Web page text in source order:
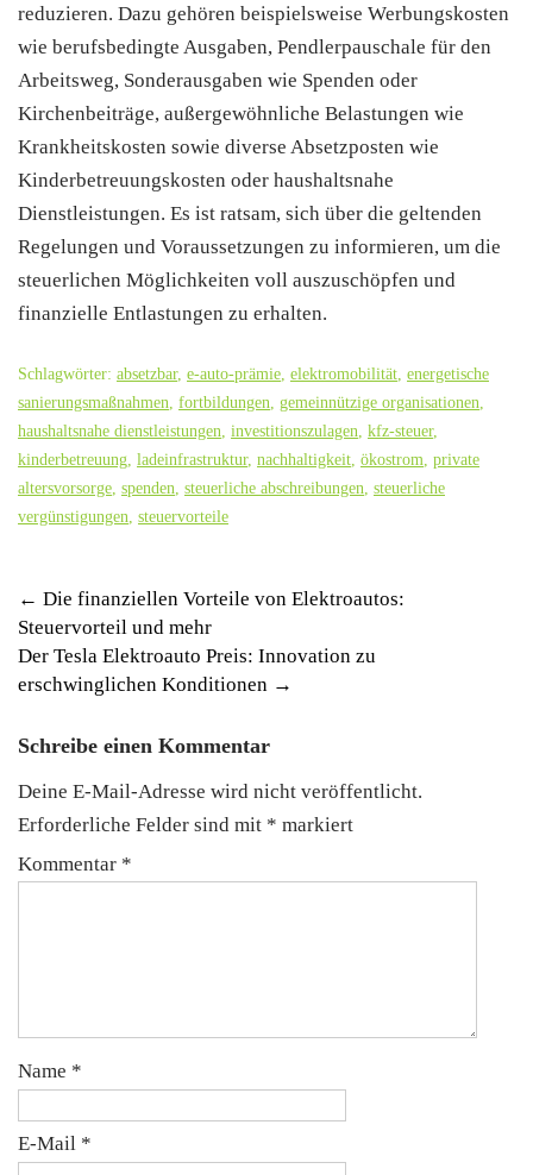
reduzieren. Dazu gehören beispielsweise Werbungskosten
wie berufsbedingte Ausgaben, Pendlerpauschale für den
Arbeitsweg, Sonderausgaben wie Spenden oder
Kirchenbeiträge, außergewöhnliche Belastungen wie
Krankheitskosten sowie diverse Absetzposten wie
Kinderbetreuungskosten oder haushaltsnahe
Dienstleistungen. Es ist ratsam, sich über die geltenden
Regelungen und Voraussetzungen zu informieren, um die
steuerlichen Möglichkeiten voll auszuschöpfen und
finanzielle Entlastungen zu erhalten.
Schlagwörter: absetzbar, e-auto-prämie elektromobilität energetische
sanierungsmaßnahmen fortbildungen gemeinnützige organisationen
haushaltsnahe dienstleistungen investitionszulagen kfz-steuer,
kinderbetreuung ladeinfrastruktur, nachhaltigkeit ökostrom private
altersvorsorge spenden steuerliche abschreibungen steuerliche
vergünstigungen steuervorteile
Post
navigation
← Die finanziellen Vorteile von Elektroautos:
Steuervorteil und mehr
Der Tesla Elektroauto Preis: Innovation zu
erschwinglichen Konditionen →
Schreibe einen Kommentar
Deine E-Mail-Adresse wird nicht veröffentlicht.
Erforderliche Felder sind mit * markiert
Kommentar *
Name *
E-Mail *